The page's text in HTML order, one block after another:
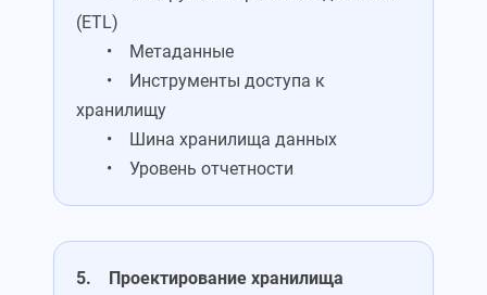
(ETL)
• Метаданные
• Инструменты доступа к
хранилищу
• Шина хранилища данных
• Уровень отчетности
5. Проектирование хранилища